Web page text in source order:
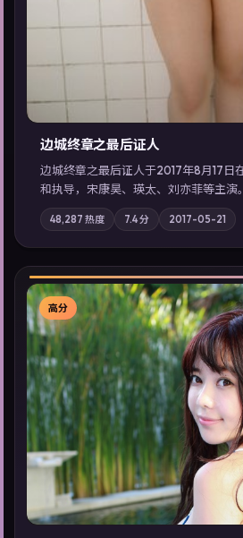
边城终章之最后证人
边城终章之最后证人于2017年8月17日
和执导，宋康昊、瑛太、刘亦菲等主演
轴，两代人的执念在暴风雨夜正面相撞
质；站内亦可通过「国产免费观看高清
同类型高分佳作，畅享高清在线追剧体
48,287 热度 7.4分 2017-05-21
▶
高分